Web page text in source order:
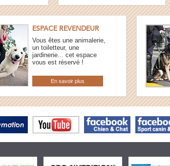
ESPACE REVENDEUR
Vous êtes une animalerie,
un toiletteur, une
jardinerie... cet espace
vous est réservé !
En savoir plus